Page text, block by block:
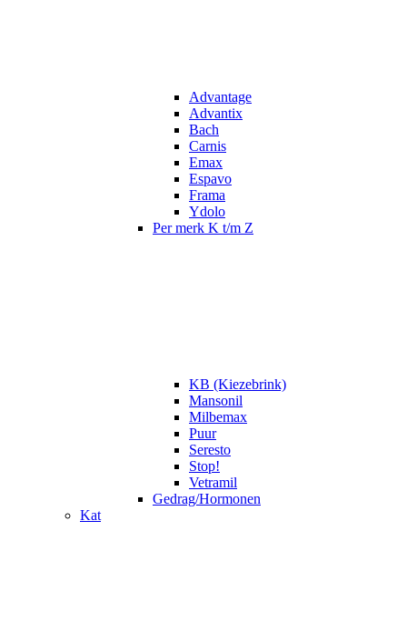
Advantage
Advantix
Bach
Carnis
Emax
Espavo
Frama
Ydolo
Per merk K t/m Z
KB (Kiezebrink)
Mansonil
Milbemax
Puur
Seresto
Stop!
Vetramil
Gedrag/Hormonen
Kat